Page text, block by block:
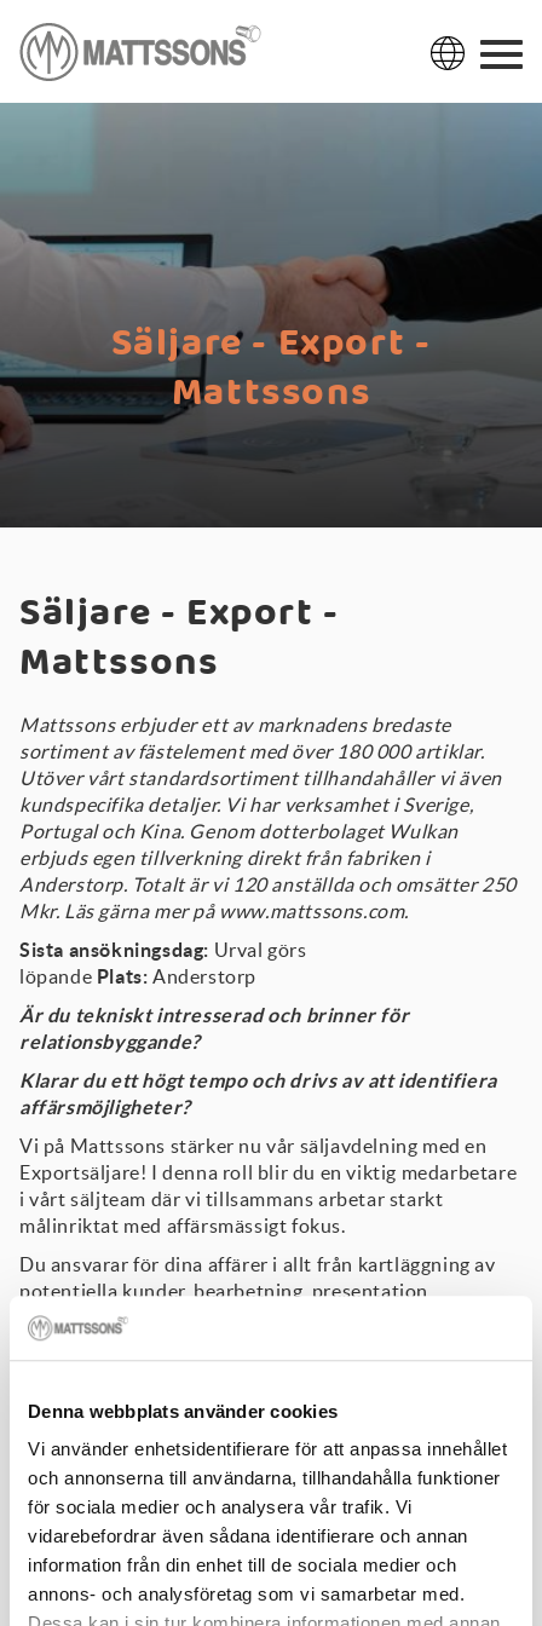
Denna webbplats använder cookies
Vi använder enhetsidentifierare för att anpassa innehållet
och annonserna till användarna, tillhandahålla funktioner
för sociala medier och analysera vår trafik. Vi
vidarebefordrar även sådana identifierare och annan
information från din enhet till de sociala medier och
annons- och analysföretag som vi samarbetar med.
Säljare - Export -
Mattssons
Säljare - Export -
Mattssons
Mattssons erbjuder ett av marknadens bredaste
sortiment av fästelement med över 180 000 artiklar.
Utöver vårt standardsortiment tillhandahåller vi även
kundspecifika detaljer. Vi har verksamhet i Sverige,
Portugal och Kina. Genom dotterbolaget Wulkan
erbjuds egen tillverkning direkt från fabriken i
Anderstorp. Totalt är vi 120 anställda och omsätter 250
Mkr. Läs gärna mer på www.mattssons.com.
Sista ansökningsdag: Urval görs
löpande Plats: Anderstorp
Är du tekniskt intresserad och brinner för
relationsbyggande?
Klarar du ett högt tempo och drivs av att identifiera
affärsmöjligheter?
Vi på Mattssons stärker nu vår säljavdelning med en
Exportsäljare! I denna roll blir du en viktig medarbetare
i vårt säljteam där vi tillsammans arbetar starkt
målinriktat med affärsmässigt fokus.
Du ansvarar för dina affärer i allt från kartläggning av
potentiella kunder, bearbetning, presentation,
behovsidentifiering, kundbesök, förhandling och
budget. Fokusområden för denna roll avser Norra
Till din hjälp har du support av innesälj/kundtjänst, där
ni tillsammans skapar förutsättningarna för att lyckas.
Du utgår från kontoret i Anderstorp. Rapportering sker
till Marknad- och Försäljningschef. I din introduktion
kommer du att följa en utbildningsplan som anpassas
efter ditt behov.
kundens behov och du har förmågan att förstå och